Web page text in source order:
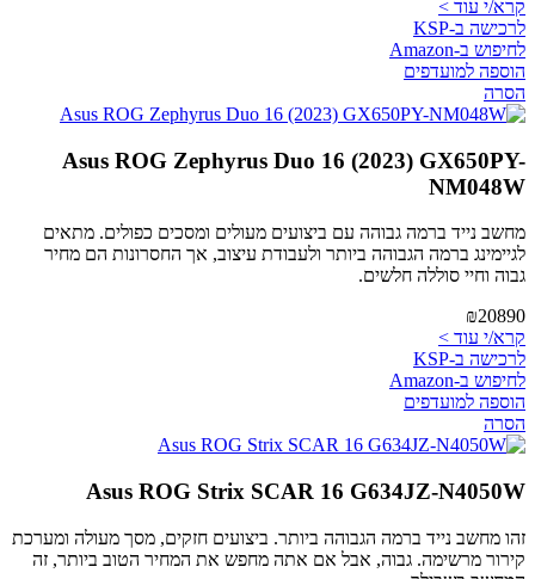
קרא/י עוד >
לרכישה ב-KSP
לחיפוש ב-Amazon
הוספה למועדפים
הסרה
Asus ROG Zephyrus Duo 16 (2023) GX650PY-
NM048W
מחשב נייד ברמה גבוהה עם ביצועים מעולים ומסכים כפולים. מתאים
לגיימינג ברמה הגבוהה ביותר ולעבודת עיצוב, אך החסרונות הם מחיר
גבוה וחיי סוללה חלשים.
₪20890
קרא/י עוד >
לרכישה ב-KSP
לחיפוש ב-Amazon
הוספה למועדפים
הסרה
Asus ROG Strix SCAR 16 G634JZ-N4050W
זהו מחשב נייד ברמה הגבוהה ביותר. ביצועים חזקים, מסך מעולה ומערכת
קירור מרשימה. גבוה, אבל אם אתה מחפש את המחיר הטוב ביותר, זה